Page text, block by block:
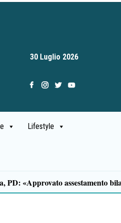
30 Luglio 2026
Lifestyle
09:49